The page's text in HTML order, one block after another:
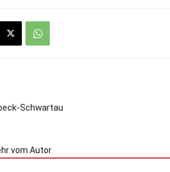
Schwartau
vom Autor